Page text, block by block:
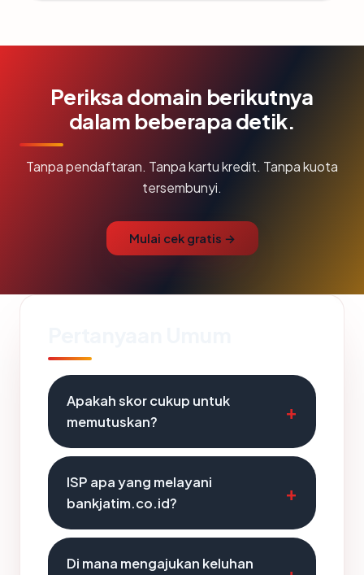
Periksa domain berikutnya
dalam beberapa detik.
Tanpa pendaftaran. Tanpa kartu kredit. Tanpa kuota
tersembunyi.
Mulai cek gratis →
Apakah skor cukup untuk
memutuskan?
ISP apa yang melayani
bankjatim.co.id?
Di mana mengajukan keluhan